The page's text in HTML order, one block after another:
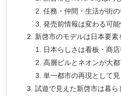
任務・仲間・生活が街
発売前情報は変わる可
新啓市のモデルは日本要
日本らしさは看板・商
高層ビルとネオンが大
単一都市の再現として
試遊で見えた新啓市は暮ら